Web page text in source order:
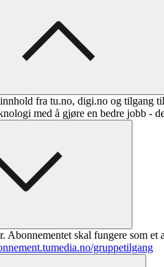
fra tu.no, digi.no og
med å gjøre en bedre jobb -
skal fungere som
gruppetilgang